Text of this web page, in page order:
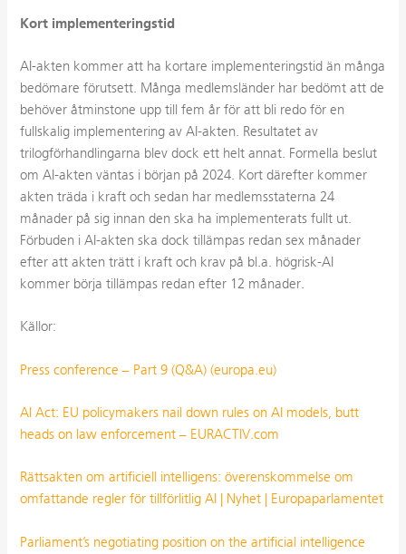
Kort implementeringstid
AI-akten kommer att ha kortare implementeringstid än många
bedömare förutsett. Många medlemsländer har bedömt att de
behöver åtminstone upp till fem år för att bli redo för en
fullskalig implementering av AI-akten. Resultatet av
trilogförhandlingarna blev dock ett helt annat. Formella beslut
om AI-akten väntas i början på 2024. Kort därefter kommer
akten träda i kraft och sedan har medlemsstaterna 24
månader på sig innan den ska ha implementerats fullt ut.
Förbuden i AI-akten ska dock tillämpas redan sex månader
efter att akten trätt i kraft och krav på bl.a. högrisk-AI
kommer börja tillämpas redan efter 12 månader.
Källor:
Press conference – Part 9 (Q&A) (europa.eu)
AI Act: EU policymakers nail down rules on AI models, butt
heads on law enforcement – EURACTIV.com
Rättsakten om artificiell intelligens: överenskommelse om
omfattande regler för tillförlitlig AI | Nyhet | Europaparlamentet
Parliament’s negotiating position on the artificial intelligence